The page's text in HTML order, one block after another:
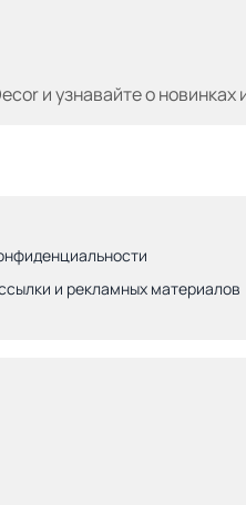
и узнавайтео новинках
и рекламных материалов